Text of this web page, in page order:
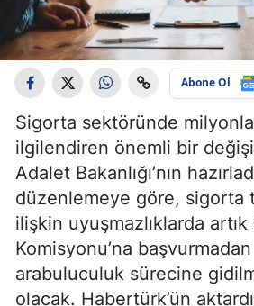
Abone Ol
Sigorta sektöründe
ilgilendiren önemli bir
Adalet Bakanlığı’nın
düzenlemeye göre, sigorta
ilişkin uyuşmazlıklarda
Komisyonu’na
arabuluculuk sürecine
olacak. Habertürk’ün